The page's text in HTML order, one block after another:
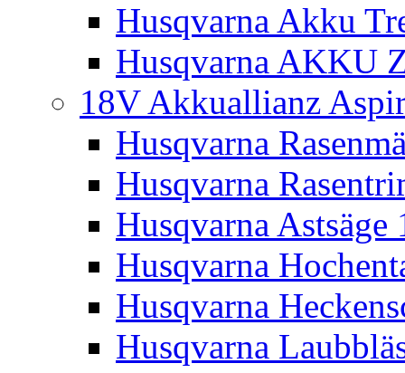
Husqvarna Akku
Husqvarna AKKU
18V Akkuallianz
Husqvarna
Husqvarna
Husqvarna
Husqvarna
Husqvarna
Husqvarna